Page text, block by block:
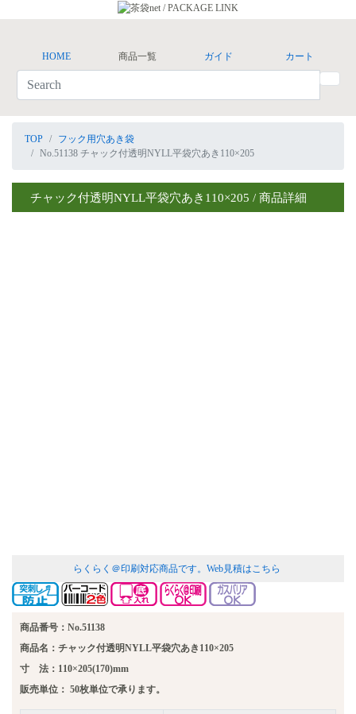
HOME 商品一覧 ガイド カート
TOP
フック用穴あき袋
No.51138 チャック付透明NYLL平袋穴あき110×205
チャック付透明NYLL平袋穴あき110×205 / 商品詳細
らくらく＠印刷対応商品です。 Web見積はこちら
商品番号：No.51138
商品名：チャック付透明NYLL平袋穴あき110×205
寸 法：110×205(170)mm
販売単位： 50枚単位で承ります。